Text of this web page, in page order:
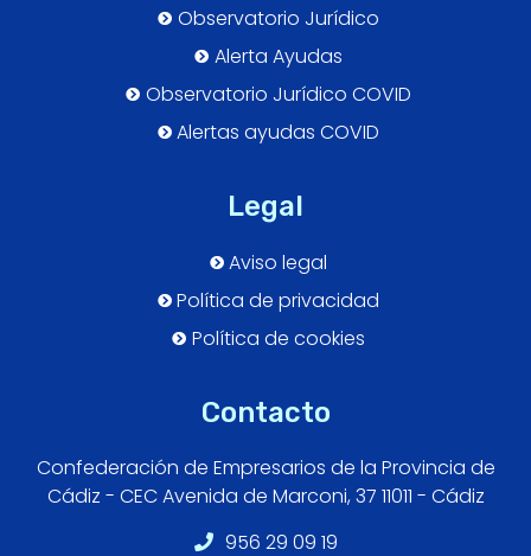
Observatorio Jurídico
Alerta Ayudas
Observatorio Jurídico COVID
Alertas ayudas COVID
Legal
Aviso legal
Política de privacidad
Política de cookies
Contacto
Confederación de Empresarios de la Provincia de
Cádiz - CEC Avenida de Marconi, 37 11011 - Cádiz
956 29 09 19